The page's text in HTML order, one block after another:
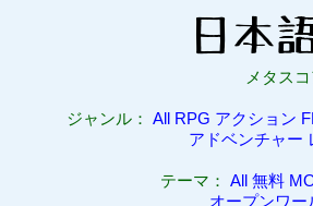
メタスコ
ジャンル： All RPG アクション
アドベンチャー
テーマ： All 無料
オープンワー